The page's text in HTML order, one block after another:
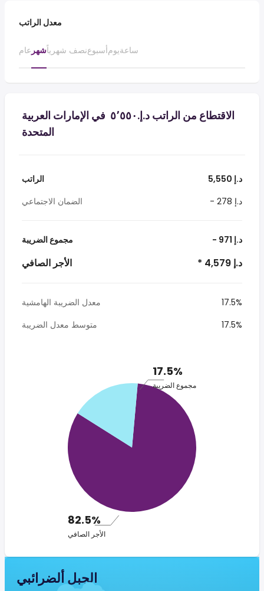
معدل الراتب
عام شهرنصف شهرياًأسبوعيومساعة
الاقتطاع من الراتب د.إ.‏٥٬٥٥٠ ‏ في الإمارات العربية
المتحدة
الراتب
5,550 د.إ
الضمان الاجتماعي
- 278 د.إ
مجموع الضريبة - 971 د.إ
الأجر الصافي * 4,579 د.إ
معدل الضريبة الهامشية
17.5%
متوسط معدل الضريبة
17.5%
17.5%
مجموع الضريبة
82.5%
الأجر الصافي
الجبل ألضرائبي